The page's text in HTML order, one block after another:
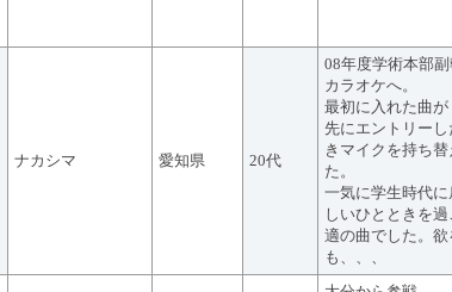
ナカシマ 愛知県 20代
08年度学術本部
カラオケへ。
最初に入れた曲が
先にエントリー
きマイクを持ち
た。
一気に学生時代
しいひとときを
適の曲でした。
も、、、